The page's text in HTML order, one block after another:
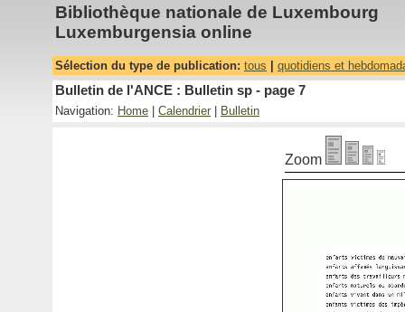
Bibliothèque nationale de Luxembourg
Luxemburgensia online
Sélection du type de publication: tous quotidiens et
Bulletin de l'ANCE : Bulletin sp - page 7
Navigation: Home Calendrier Bulletin
Zoom